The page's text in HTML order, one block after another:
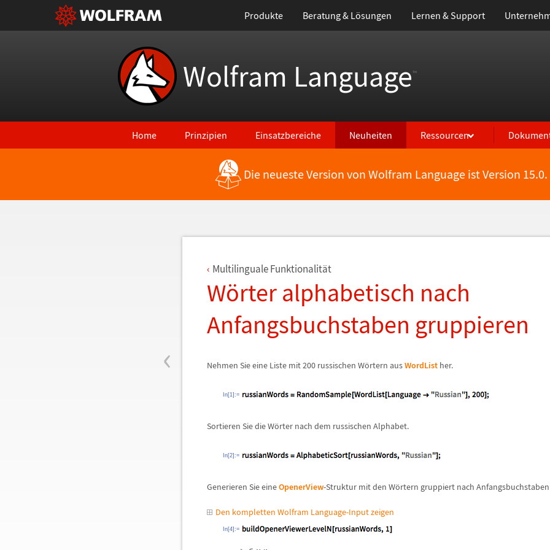
Produkte Beratung & Lösungen Lernen & Support
Wolfram Language™
Home Prinzipien Einsatzbereiche Neuheiten Ressourcen
Zurück zu den neuesten FeaturesDie neueste Version von Wolfram Language ist Version 15.0.
‹
Multilinguale Funktionalität
Wörter alphabetisch nach
Anfangsbuchstaben gruppieren
Nehmen Sie eine Liste mit 200 russischen Wörtern ausWordList her.
In[1]:=
Sortieren Sie die Wörter nach dem russischen Alphabet.
In[2]:=
Generieren Sie eineOpenerView-Struktur mit den Wörtern gruppiert nach
Den kompletten Wolfram Language-Input zeigen
In[4]:=